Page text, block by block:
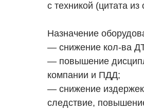
с техникой (цитата
Назначение
— снижение кол-ва
— повышение
компании и ПДД;
— снижение
следствие,